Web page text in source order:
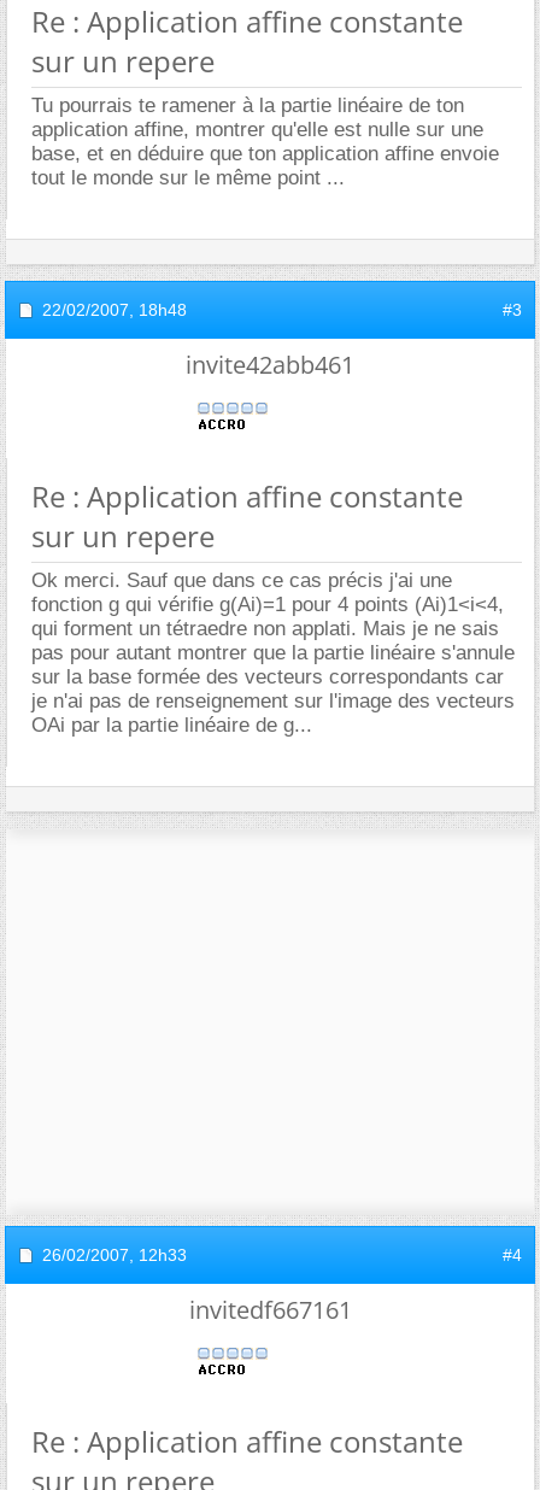
Re : Application affine constante
sur un repere
Tu pourrais te ramener à la partie linéaire de ton
application affine, montrer qu'elle est nulle sur une
base, et en déduire que ton application affine envoie
tout le monde sur le même point ...
22/02/2007, 18h48 #3
invite42abb461
Re : Application affine constante
sur un repere
Ok merci. Sauf que dans ce cas précis j'ai une
fonction g qui vérifie g(Ai)=1 pour 4 points (Ai)1<i<4,
qui forment un tétraedre non applati. Mais je ne sais
pas pour autant montrer que la partie linéaire s'annule
sur la base formée des vecteurs correspondants car
je n'ai pas de renseignement sur l'image des vecteurs
OAi par la partie linéaire de g...
26/02/2007, 12h33 #4
invitedf667161
Re : Application affine constante
sur un repere